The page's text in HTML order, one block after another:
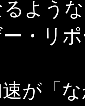
よう
・リ
が「